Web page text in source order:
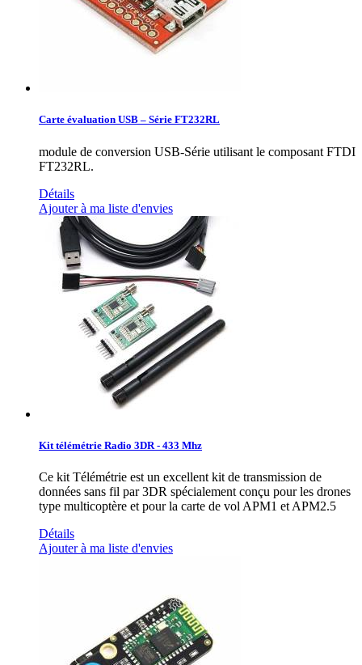
Carte évaluation USB – Série FT232RL
module de conversion USB-Série utilisant le composant FTDI
FT232RL.
Détails
Ajouter à ma liste d'envies
Kit télémétrie Radio 3DR - 433 Mhz
Ce kit Télémétrie est un excellent kit de transmission de
données sans fil par 3DR spécialement conçu pour les drones
type multicoptère et pour la carte de vol APM1 et APM2.5
Détails
Ajouter à ma liste d'envies